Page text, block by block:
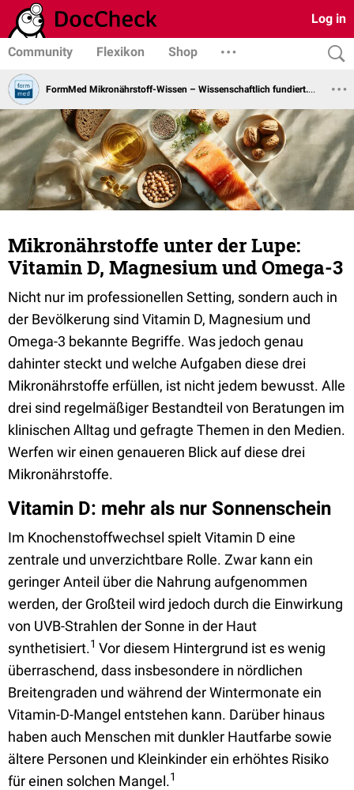
Log in
Community Flexikon Shop
FormMed Mikronährstoff-Wissen – Wissenschaftlich fundiert. Praxisorientiert.
Mikronährstoffe unter der Lupe:
Vitamin D, Magnesium und Omega-3
Nicht nur im professionellen Setting, sondern auch in
der Bevölkerung sind Vitamin D, Magnesium und
Omega-3 bekannte Begriffe. Was jedoch genau
dahinter steckt und welche Aufgaben diese drei
Mikronährstoffe erfüllen, ist nicht jedem bewusst. Alle
drei sind regelmäßiger Bestandteil von Beratungen im
klinischen Alltag und gefragte Themen in den Medien.
Werfen wir einen genaueren Blick auf diese drei
Mikronährstoffe.
Vitamin D: mehr als nur Sonnenschein
Im Knochenstoffwechsel spielt Vitamin D eine
zentrale und unverzichtbare Rolle. Zwar kann ein
geringer Anteil über die Nahrung aufgenommen
werden, der Großteil wird jedoch durch die Einwirkung
von UVB-Strahlen der Sonne in der Haut
synthetisiert.1 Vor diesem Hintergrund ist es wenig
überraschend, dass insbesondere in nördlichen
Breitengraden und während der Wintermonate ein
Vitamin-D-Mangel entstehen kann. Darüber hinaus
haben auch Menschen mit dunkler Hautfarbe sowie
ältere Personen und Kleinkinder ein erhöhtes Risiko
für einen solchen Mangel.1